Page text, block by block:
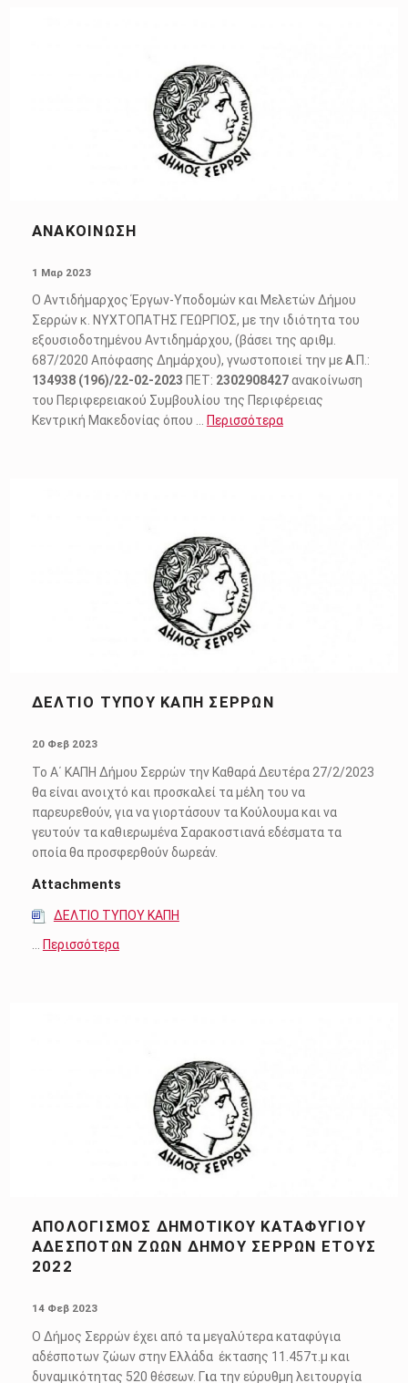
ΑΝΑΚΟΙΝΩΣΗ
1 Μαρ 2023
Ο Αντιδήµαρχος Έργων-Υποδοµών και Μελετών Δήμου
Σερρών κ. ΝΥΧΤΟΠΑΤΗΣ ΓΕΩΡΓΙΟΣ, µε την ιδιότητα του
εξουσιοδοτηµένου Αντιδηµάρχου, (βάσει της αριθµ.
687/2020 Απόφασης ∆ηµάρχου), γνωστοποιεί την μεΑ.Π.:
134938 (196)/22-02-2023 ΠΕΤ: 2302908427ανακοίνωση
του Περιφερειακού Συμβουλίου της Περιφέρειας
Κεντρική Μακεδονίας όπου … Περισσότερα
ΔΕΛΤΙΟ ΤΥΠΟΥ ΚΑΠΗ ΣΕΡΡΩΝ
20 Φεβ 2023
Το Α΄ ΚΑΠΗ Δήμου Σερρών την Καθαρά Δευτέρα 27/2/2023
θα είναι ανοιχτό και προσκαλεί τα μέλη του να
παρευρεθούν, για να γιορτάσουν τα Κούλουμα και να
γευτούν τα καθιερωμένα Σαρακοστιανά εδέσματα τα
οποία θα προσφερθούν δωρεάν.
Attachments
ΔΕΛΤΙΟ ΤΥΠΟΥ ΚΑΠΗ
Περισσότερα
ΑΠΟΛΟΓΙΣΜΟΣ ΔΗΜΟΤΙΚΟΥ ΚΑΤΑΦΥΓΙΟΥ
ΑΔΕΣΠΟΤΩΝ ΖΩΩΝ ΔΗΜΟΥ ΣΕΡΡΩΝ ΕΤΟΥΣ
2022
14 Φεβ 2023
Ο Δήμος Σερρών έχει από τα μεγαλύτερα καταφύγια
αδέσποτων ζώων στην Ελλάδα έκτασης 11.457τ.μ και
δυναμικότητας 520 θέσεων. Για την εύρυθμη λειτουργία